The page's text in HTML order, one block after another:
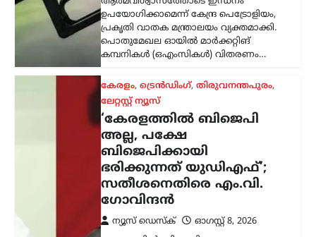
ന്യൂസ് ഡെസ്ക്
ഓഗസ്റ്റ്‌ 8, 2026
കേരളത്തിൽ ബിജെപി
അധികാരത്തിലില്ലെങ്കിലും വി.ഡി.
സതീശന്റെ നേതൃത്വത്തിലുള്ള യുഡിഎഫ്
സർക്കാർ ബിജെപിയുടെ രാഷ്ട്രീയ
അജണ്ടകൾ നടപ്പാക്കുകയാണെന്ന്
സിപിഐഎം സംസ്ഥാന സെക്രട്ടറി
എം.വി. ഗോവിന്ദൻ മാസ്റ്റർ ആരോപിച്ചു.
നരേന്ദ്ര…
ട്രെൻഡിംഗ് ,ദേശീയം,രാഷ്ട്രീയം
പ്രധാനമന്ത്രിക്ക്
യുവാക്കളെ കാണാൻ
സമയമില്ല;
കൂറുമാറിയവരെ
കാണാനും അവർക്കൊപ്പം